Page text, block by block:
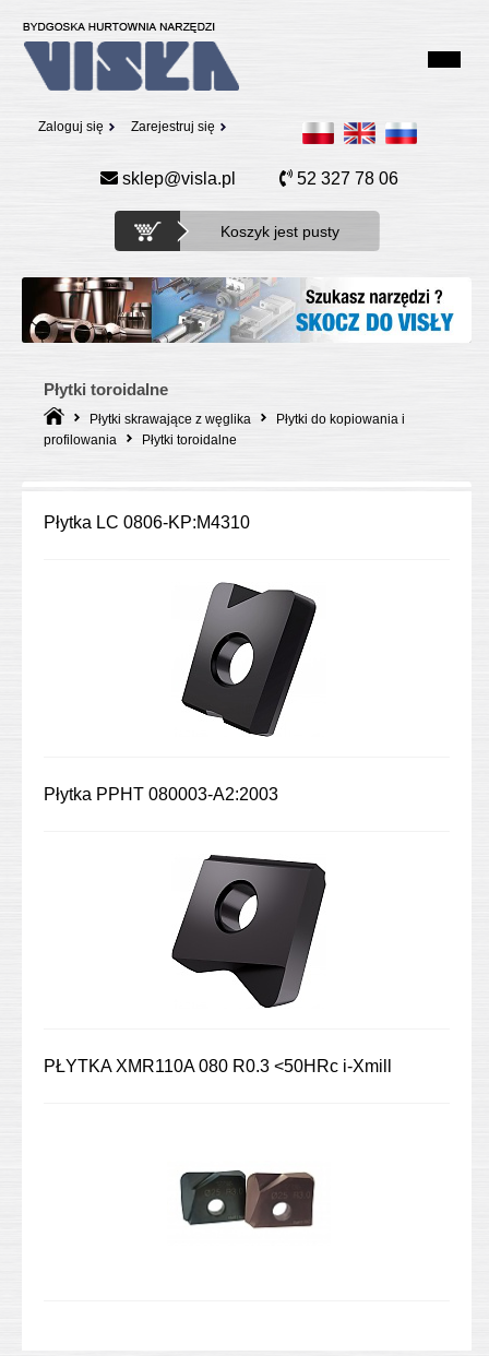
Zarejestruj się
Zaloguj się
sklep@visla.pl 52 327 78 06
Koszyk jest pusty
Płytki toroidalne
Płytki skrawające z węglika
Płytki do kopiowania i
profilowania
Płytki toroidalne
Płytka LC 0806-KP:M4310
Płytka PPHT 080003-A2:2003
PŁYTKA XMR110A 080 R0.3 <50HRc i-Xmill